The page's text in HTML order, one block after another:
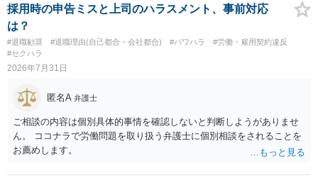
害との対応関係や合理性が重要です。 ・違約金に上限がなくても、常
に有効になるわけではありません。契約が労働契約に近い実態なら労
基法16条で無効となる余地があり、そうでなくても、金額が事務所の
損害と比べて過大なら無効や減額が争点になります。 ・契約前の修正
交渉は一般的です。 交渉の方向としては、上限額を設ける、実損害ベ
費・未回収費用のみ」に限定する、などが典型です。 ・弁護士に契約
前に契約書の内容をレビューしてもらう価値は十分にあると思われま
す。 争点は、契約類型が雇用か業務委託か、実態として労働者性があ
るか、解除事由が双方にどう定められているか、違約金の算定根拠が
合理的か、という複数論点に分かれます。契約前なら、交渉のパワー
コストを抑えやすいので、資料等を持参の上弁護士に確認されること
採用時の申告ミスと上司のハラスメント、事前対応
は？
#退職勧奨 #退職理由(自己都合・会社都合) #パワハラ
#労働・雇用契約違反
#セクハラ
2026年7月31日
匿名A 弁護士
ご相談の内容は個別具体的事情を確認しないと判断しようがありませ
ん。 ココナラで労働問題を取り扱う弁護士に個別相談をされることを
お薦めします。